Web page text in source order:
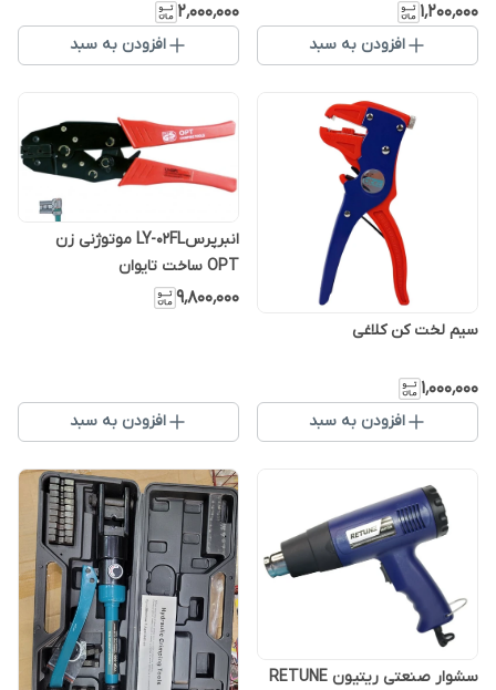
۱٬۲۰۰٬۰۰۰
افزودن به سبد
۲٬۰۰۰٬۰۰۰
افزودن به سبد
سیم لخت کن کلاغی
۱٬۰۰۰٬۰۰۰
افزودن به سبد
انبرپرسLY-02FL موتوژنی زن
OPT ساخت تایوان
۹٬۸۰۰٬۰۰۰
افزودن به سبد
سشوار صنعتی ریتیون RETUNE